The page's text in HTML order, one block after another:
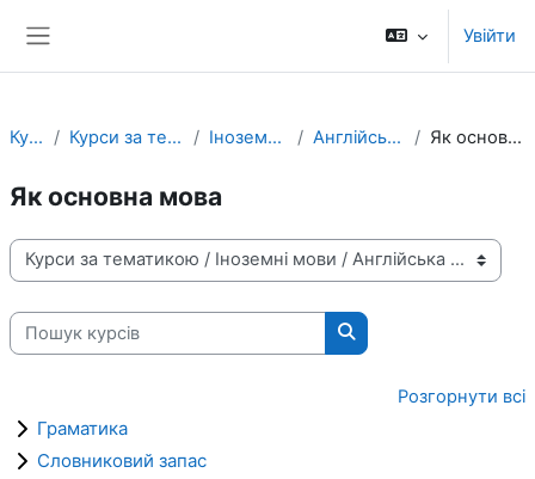
Увійти
Курси Курси за тематикою Іноземні мови Англійська мова Як основна мова
Як основна мова
Категорії курсів
Пошук курсів
Пошук курсів
Розгорнути всі
Граматика
Словниковий запас